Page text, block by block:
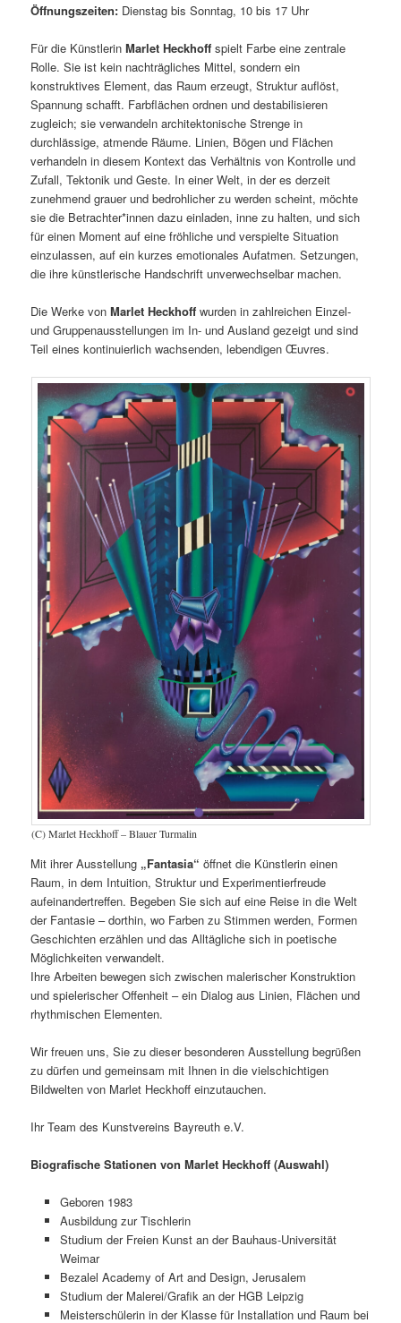
Öffnungszeiten: Dienstag bis Sonntag, 10 bis 17 Uhr
Für die KünstlerinMarlet Heckhoff spielt Farbe eine zentrale
Rolle. Sie ist kein nachträgliches Mittel, sondern ein
konstruktives Element, das Raum erzeugt, Struktur auflöst,
Spannung schafft. Farbflächen ordnen und destabilisieren
zugleich; sie verwandeln architektonische Strenge in
durchlässige, atmende Räume. Linien, Bögen und Flächen
verhandeln in diesem Kontext das Verhältnis von Kontrolle und
Zufall, Tektonik und Geste. In einer Welt, in der es derzeit
zunehmend grauer und bedrohlicher zu werden scheint, möchte
sie die Betrachter*innen dazu einladen, inne zu halten, und sich
für einen Moment auf eine fröhliche und verspielte Situation
einzulassen, auf ein kurzes emotionales Aufatmen. Setzungen,
die ihre künstlerische Handschrift unverwechselbar machen.
Die Werke vonMarlet Heckhoff wurden in zahlreichen Einzel-
und Gruppenausstellungen im In- und Ausland gezeigt und sind
Teil eines kontinuierlich wachsenden, lebendigen Œuvres.
(C) Marlet Heckhoff – Blauer Turmalin
Mit ihrer Ausstellung „Fantasia“ öffnet die Künstlerin einen
Raum, in dem Intuition, Struktur und Experimentierfreude
aufeinandertreffen. Begeben Sie sich auf eine Reise in die Welt
der Fantasie – dorthin, wo Farben zu Stimmen werden, Formen
Geschichten erzählen und das Alltägliche sich in poetische
Möglichkeiten verwandelt.
Ihre Arbeiten bewegen sich zwischen malerischer Konstruktion
und spielerischer Offenheit – ein Dialog aus Linien, Flächen und
rhythmischen Elementen.
Wir freuen uns, Sie zu dieser besonderen Ausstellung begrüßen
zu dürfen und gemeinsam mit Ihnen in die vielschichtigen
Bildwelten von Marlet Heckhoff einzutauchen.
Ihr Team des Kunstvereins Bayreuth e.V.
Biografische Stationen von Marlet Heckhoff (Auswahl)
Geboren 1983
Ausbildung zur Tischlerin
Studium der Freien Kunst an der Bauhaus-Universität
Weimar
Bezalel Academy of Art and Design, Jerusalem
Studium der Malerei/Grafik an der HGB Leipzig
Meisterschülerin in der Klasse für Installation und Raum bei